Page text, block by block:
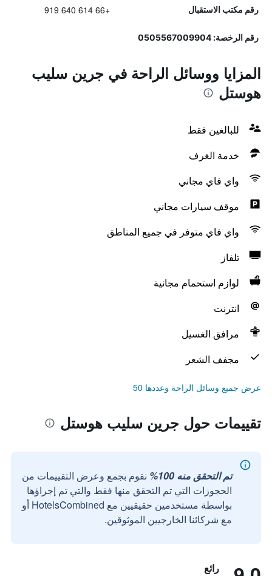
رقم مكتب الاستقبال +66 614 640 919
رقم الرخصة: 0505567009904
المزايا ووسائل الراحة في جرين سليب
هوستل
للبالغين فقط
خدمة الغرف
واي فاي مجاني
موقف سيارات مجاني
واي فاي متوفر في جميع المناطق
تلفاز
لوازم استحمام مجانية
انترنت
مرافق الغسيل
مجفف الشعر
عرض جميع وسائل الراحة وعددها 50
تقييمات حول جرين سليب هوستل
تم التحقق منه 100%
نقوم بجمع وعرض التقييمات من
الحجوزات التي تم التحقق منها فقط والتي تم إجراؤها
بواسطة مستخدمين حقيقيين مع HotelsCombined أو
مع شركائنا الخارجيين الموثوقين.
رائع